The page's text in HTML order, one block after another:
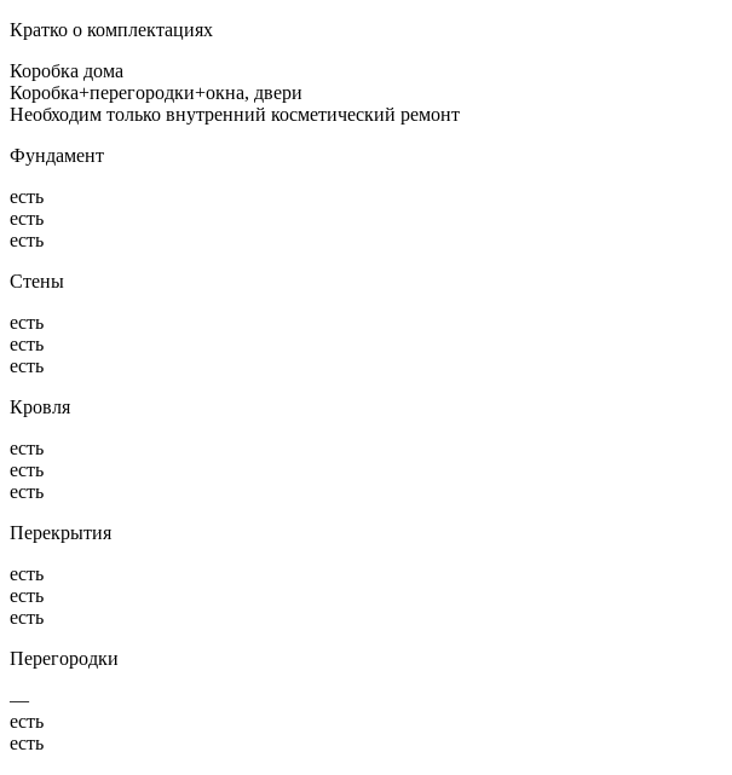
Кратко о комплектациях
Коробка дома
Коробка+перегородки+окна, двери
Необходим только внутренний косметический ремонт
Фундамент
есть
есть
есть
Стены
есть
есть
есть
Кровля
есть
есть
есть
Перекрытия
есть
есть
есть
Перегородки
—
есть
есть